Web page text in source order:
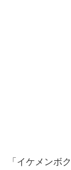
「イケメンボ